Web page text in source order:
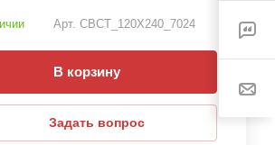
Арт. СВСТ_120Х240_7024
В корзину
Задать вопрос